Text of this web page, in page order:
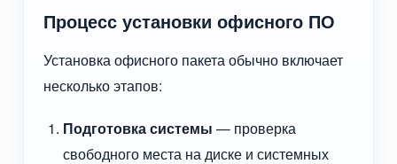
Процесс установки офисного ПО
Установка офисного пакета обычно включает
несколько этапов:
Подготовка системы — проверка
свободного места на диске и системных